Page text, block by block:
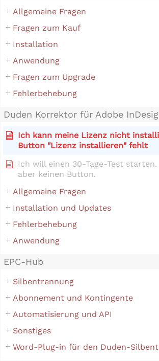
Allgemeine Fragen
Fragen zum Kauf
Installation
Anwendung
Fragen zum Upgrade
Fehlerbehebung
Duden Korrektor für Adobe
Ich kann meine Lizenz nicht
Button "Lizenz installieren" fehlt
Ich will einen 30-Tage-Test
aber keinen Button.
Allgemeine Fragen
Installation und Updates
Fehlerbehebung
Anwendung
EPC-Hub
Silbentrennung
Abonnement und Kontingente
Automatisierung und API
Sonstiges
Word-Plug-in für den Duden-